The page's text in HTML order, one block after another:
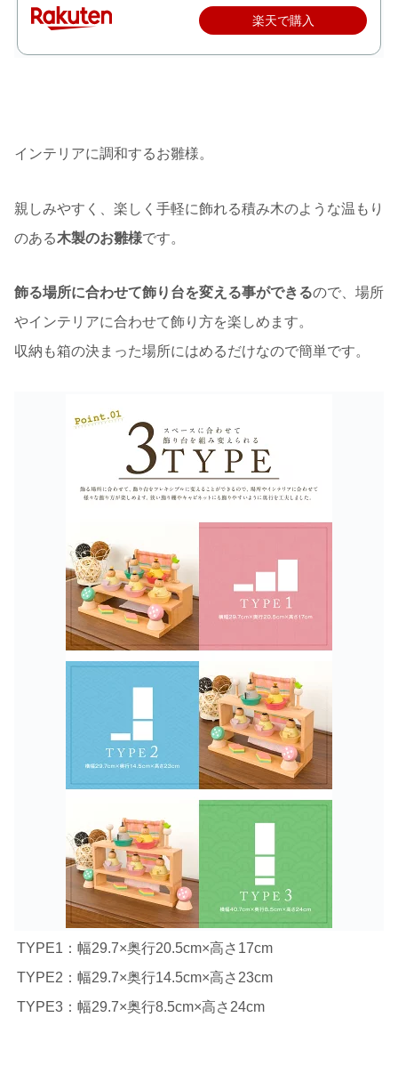
楽天で購入
インテリアに調和するお雛様。
親しみやすく、楽しく手軽に飾れる積み木のような温もり
のある木製のお雛様です。
飾る場所に合わせて飾り台を変える事ができるので、場所
やインテリアに合わせて飾り方を楽しめます。
収納も箱の決まった場所にはめるだけなので簡単です。
TYPE1：幅29.7×奥行20.5cm×高さ17cm
TYPE2：幅29.7×奥行14.5cm×高さ23cm
TYPE3：幅29.7×奥行8.5cm×高さ24cm